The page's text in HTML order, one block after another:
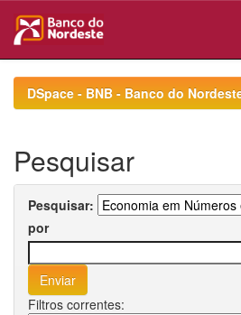
navigationDSpace - BNB - Banco do
Pesquisar
Pesquisar:
por
Filtros correntes: